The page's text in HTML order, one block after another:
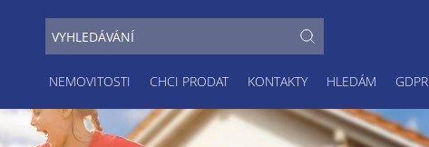
NEMOVITOSTI CHCI PRODAT KONTAKTY HLEDÁM GDPR